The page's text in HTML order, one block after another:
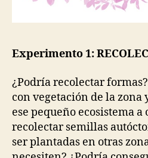
Experimento 1:
¿Podría recolectar
con vegetación de la zona
ese pequeño ecosistema
recolectar semillas
ser plantadas en otras